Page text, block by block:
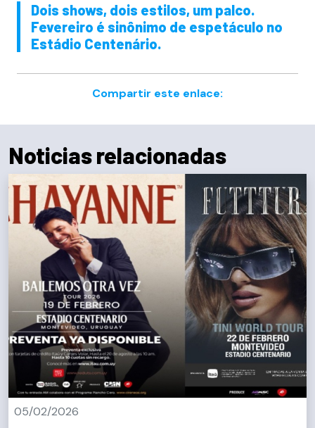
Dois shows, dois estilos, um palco.
Fevereiro é sinônimo de espetáculo no
Estádio Centenário.
Compartir este enlace:
Noticias relacionadas
05/02/2026